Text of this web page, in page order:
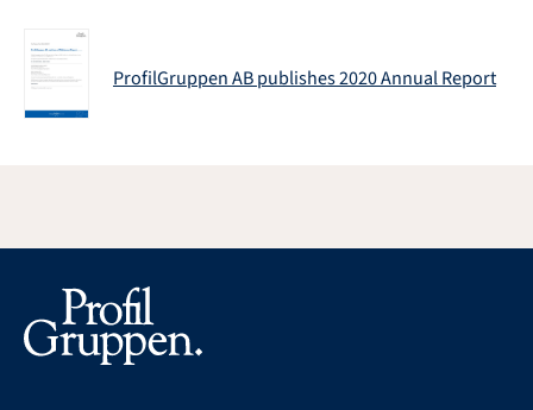
ProfilGruppen AB publishes 2020 Annual Report